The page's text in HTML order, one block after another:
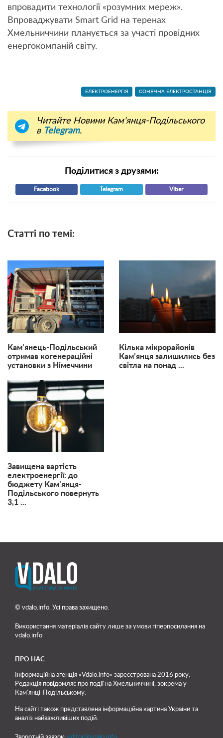
впровадити технології «розумних мереж».
Впроваджувати Smart Grid на теренах
Хмельниччини планується за участі провідних
енергокомпаній світу.
ЕЛЕКТРОЕНЕРГІЯ СОНЯЧНА ЕЛЕКТРОСТАНЦІЯ
Читайте Новини Кам'янця-Подільського
в Telegram.
Поділитися з друзями:
Facebook Telegram Viber
Статті по темі:
Кам’янець-Подільський
отримав когенераційні
установки з Німеччини
Кілька мікрорайонів
Кам’янця залишились без
світла на понад ...
Завищена вартість
електроенергії: до
бюджету Кам’янця-
Подільського повернуть
3,1 ...
© vdalo.info. Усі права захищено.
Використання матеріалів сайту лише за умови гіперпосилання на
vdalo.info
ПРО НАС
Інформаційна агенція «Vdalo.info» зареєстрована 2016 року.
Редакція повідомляє про події на Хмельниччині, зокрема у
Кам'янці-Подільському.
На сайті також представлена інформаційна картина України та
аналіз найважливіших подій.
Зворотній звязок: editor@vdalo.info